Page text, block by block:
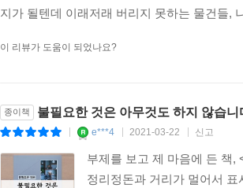
지가 될텐데 이래저래 버리지 못하는 물건들,
이 리뷰가 도움이 되었나요?
종이책 불필요한 것은 아무것도 하지 않습니
e***4 2021-03-22 신고
부제를 보고 제 마음에 든 책,
정리정돈과 거리가 멀어서